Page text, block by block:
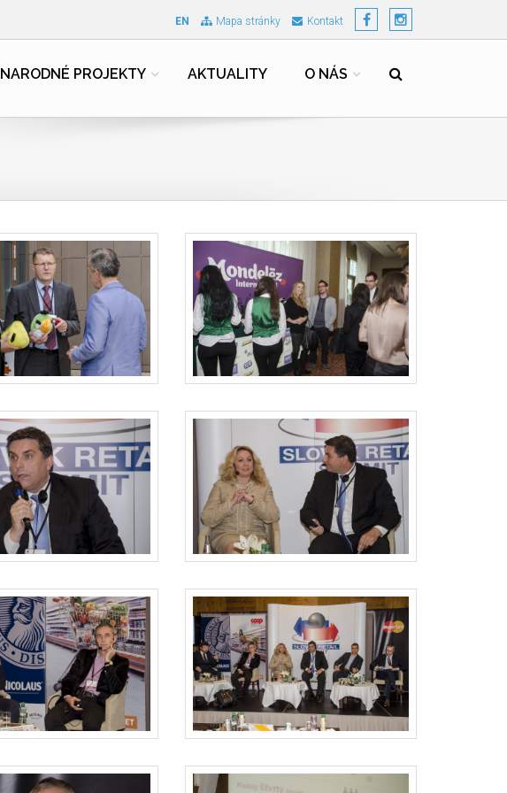
EN Mapa stránky Kontakt
NARODNÉ PROJEKTY AKTUALITY O NÁS